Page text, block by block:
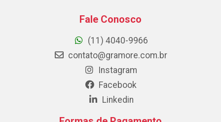
Fale Conosco
(11) 4040-9966
contato@gramore.com.br
Instagram
Facebook
Linkedin